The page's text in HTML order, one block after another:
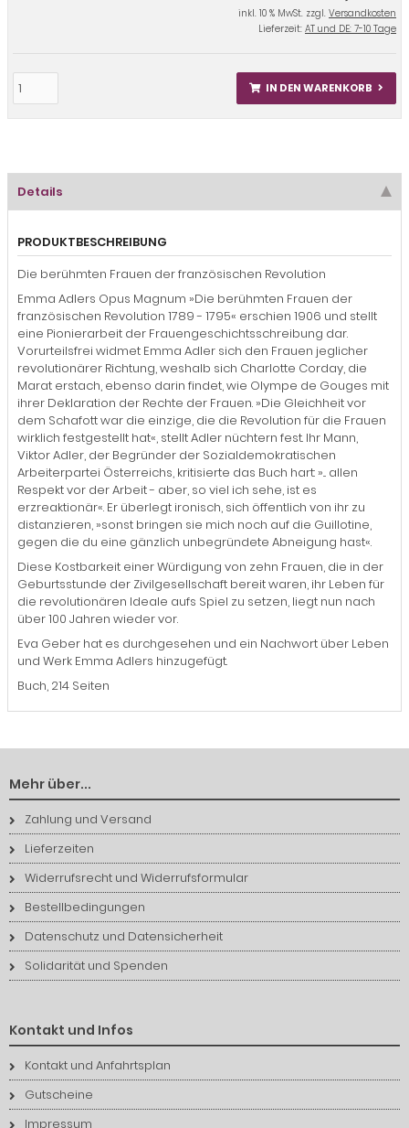
inkl. 10 % MwSt. zzgl. Versandkosten
Lieferzeit: AT und DE: 7-10 Tage
IN DEN WARENKORB
Details
PRODUKTBESCHREIBUNG
Die berühmten Frauen der französischen Revolution
Emma Adlers Opus Magnum »Die berühmten Frauen der
französischen Revolution 1789 - 1795« erschien 1906 und stellt
eine Pionierarbeit der Frauengeschichtsschreibung dar.
Vorurteilsfrei widmet Emma Adler sich den Frauen jeglicher
revolutionärer Richtung, weshalb sich Charlotte Corday, die
Marat erstach, ebenso darin findet, wie Olympe de Gouges mit
ihrer Deklaration der Rechte der Frauen. »Die Gleichheit vor
dem Schafott war die einzige, die die Revolution für die Frauen
wirklich festgestellt hat«, stellt Adler nüchtern fest. Ihr Mann,
Viktor Adler, der Begründer der Sozialdemokratischen
Arbeiterpartei Österreichs, kritisierte das Buch hart: »... allen
Respekt vor der Arbeit - aber, so viel ich sehe, ist es
erzreaktionär«. Er überlegt ironisch, sich öffentlich von ihr zu
distanzieren, »sonst bringen sie mich noch auf die Guillotine,
gegen die du eine gänzlich unbegründete Abneigung hast«.
Diese Kostbarkeit einer Würdigung von zehn Frauen, die in der
Geburtsstunde der Zivilgesellschaft bereit waren, ihr Leben für
die revolutionären Ideale aufs Spiel zu setzen, liegt nun nach
über 100 Jahren wieder vor.
Eva Geber hat es durchgesehen und ein Nachwort über Leben
und Werk Emma Adlers hinzugefügt.
Buch, 214 Seiten
Mehr über...
Zahlung und Versand
Lieferzeiten
Widerrufsrecht und Widerrufsformular
Bestellbedingungen
Datenschutz und Datensicherheit
Solidarität und Spenden
Kontakt und Infos
Kontakt und Anfahrtsplan
Gutscheine
Impressum